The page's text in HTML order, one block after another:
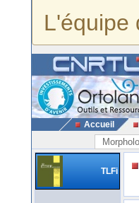
L'équipe
Accueil
TLFi